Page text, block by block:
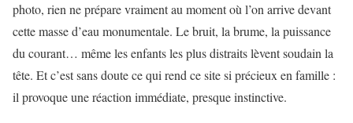
photo, rien ne prépare vraiment au moment où l’on arrive devant
cette masse d’eau monumentale. Le bruit, la brume, la puissance
du courant… même les enfants les plus distraits lèvent soudain la
tête. Et c’est sans doute ce qui rend ce site si précieux en famille :
il provoque une réaction immédiate, presque instinctive.